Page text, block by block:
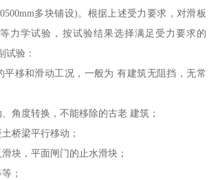
多块铺设)。根据上述受力要求，对滑板
力学试验，按试验结果选择满足受力要求的
试验：
平移和滑动工况，一般为 有建筑无阻挡，无常
角度转换，不能移除的古老 建筑；
桥梁平行移动；
块，平面闸门的止水滑块；
；